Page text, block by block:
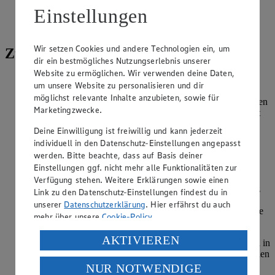
Zubereitung
Kartoffelflocken mit Salz in eine Schüssel geben. 1 EL
Petersilie untermischen. Milch in einen Messbecher gießen.
Eier zugeben und mit Wasser auf 350 ml Flüssigkeit auffüllen
und verrühren. Zu den Kartoffelflocken geben und alles gut
unterkneten. Teig zu einer Rolle (ca. 4 cm Durchmesser)
formen, 1 cm breite Scheiben abschneiden und zu
Schupfnudeln formen.
Pilze putzen und klein schneiden. In 1 EL heißem Öl
anbraten. Beutelinhalt KNORR Natürlich Lecker! Waldpilz
Sauce in 250 ml Wasser einrühren. Aufkochen und bei
mittlerer Hitze 5 Minuten unter Rühren köcheln lassen. Pilze
Inzwischen Putenschnitzel mit Salz und Pfeffer würzen und in
1 EL Öl von beiden Seiten braten. Schupfnudeln im restlichen
Öl bei mittlerer Hitze rundherum goldgelb braten. Mit
Einstellungen
Wir setzen Cookies und andere Technologien ein, um
dir ein bestmögliches Nutzungserlebnis unserer
Website zu ermöglichen. Wir verwenden deine Daten,
um unsere Website zu personalisieren und dir
möglichst relevante Inhalte anzubieten, sowie für
Marketingzwecke.
Deine Einwilligung ist freiwillig und kann jederzeit
individuell in den Datenschutz-Einstellungen angepasst
werden. Bitte beachte, dass auf Basis deiner
Einstellungen ggf. nicht mehr alle Funktionalitäten zur
Verfügung stehen. Weitere Erklärungen sowie einen
Link zu den Datenschutz-Einstellungen findest du in
unserer Datenschutzerklärung. Hier erfährst du auch
mehr über unsereCookie-Policy.
Verarbeitung deiner personenbezogenen Daten in den
USA durch Facebook und YouTube:
Wenn du auf „Aktivieren“ klickst, willigst du im Sinne
AKTIVIEREN
NUR NOTWENDIGE